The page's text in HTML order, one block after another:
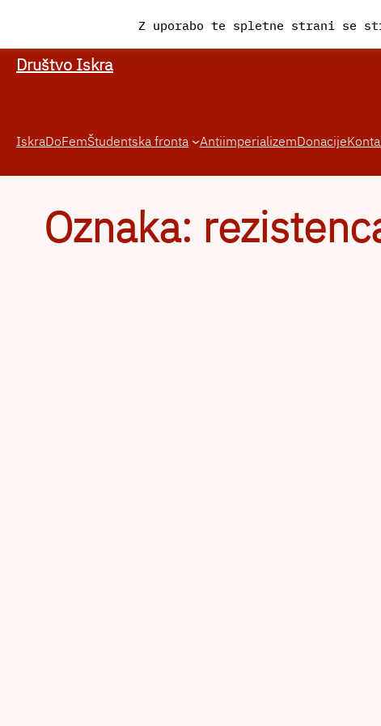
vsebino
Društvo Iskra
IskraDoFemŠtudentska fronta AntiimperializemDonacije
Oznaka:
Z uporabo te spletne strani se